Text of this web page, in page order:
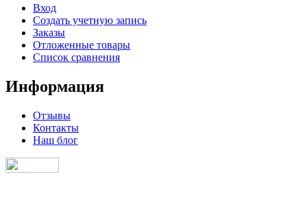
Вход
Создать учетную запись
Заказы
Отложенные товары
Список сравнения
Информация
Отзывы
Контакты
Наш блог